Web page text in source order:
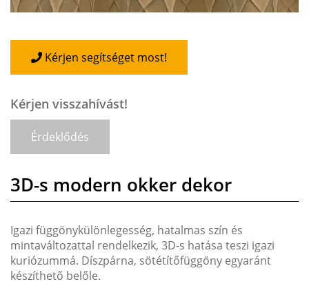
Kérjen segítséget most!
Kérjen visszahívást!
Érdeklődés
3D-s modern okker dekor
Igazi függönykülönlegesség, hatalmas szín és
mintaváltozattal rendelkezik, 3D-s hatása teszi igazi
kuriózummá. Díszpárna, sötétítőfüggöny egyaránt
készíthető belőle.